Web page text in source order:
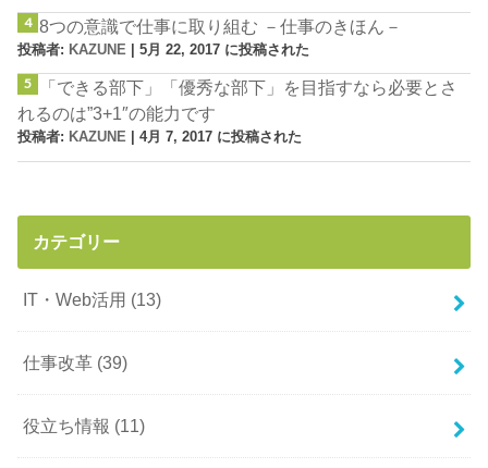
8つの意識で仕事に取り組む －仕事のきほん－
投稿者: KAZUNE |5月 22, 2017 に投稿された
「できる部下」「優秀な部下」を目指すなら必要とさ
れるのは”3+1″の能力です
投稿者: KAZUNE |4月 7, 2017 に投稿された
カテゴリー
IT・Web活用 (13)
仕事改革 (39)
役立ち情報 (11)